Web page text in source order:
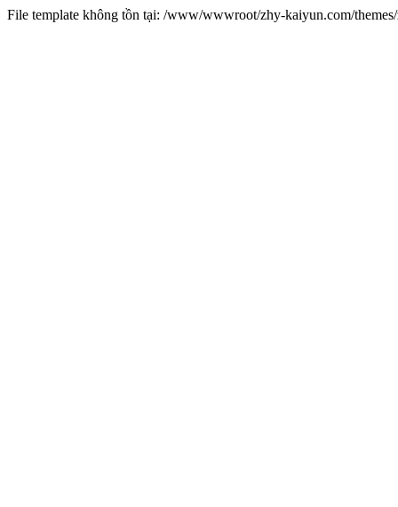
File template không tồn tại: /www/wwwroot/zhy-kaiyun.com/